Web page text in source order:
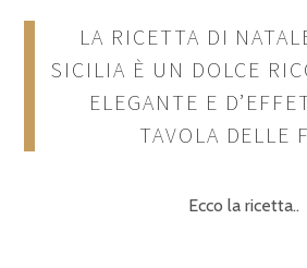
LA RICETTA DI
SICILIA È UN DOLCE
ELEGANTE E
TAVOLA DELLE
Ecco la ricetta..